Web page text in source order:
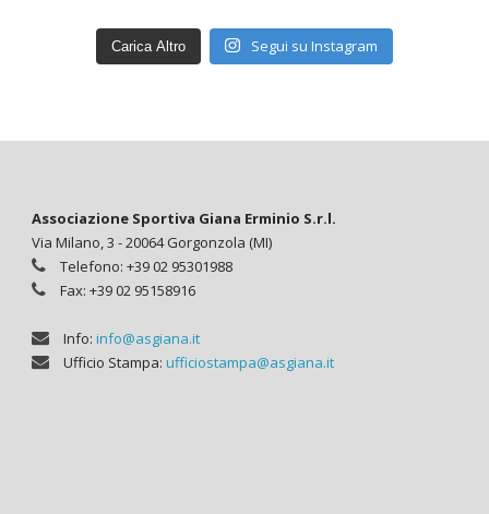
Carica Altro Segui su Instagram
Associazione Sportiva Giana Erminio S.r.l.
Via Milano, 3 - 20064 Gorgonzola (MI)
Telefono: +39 02 95301988
Fax: +39 02 95158916
Info: info@asgiana.it
Ufficio Stampa: ufficiostampa@asgiana.it